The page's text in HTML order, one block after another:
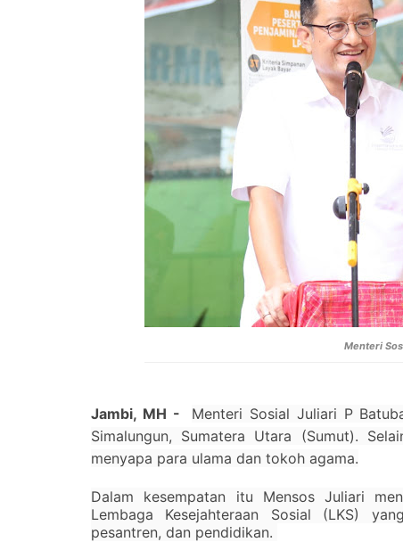
Menteri
Jambi, MH -
Menteri Sosial Juliari P
Simalungun, Sumatera Utara (Sumut).
menyapa para ulama dan tokoh agama.
Dalam kesempatan itu Mensos Juliari
Lembaga Kesejahteraan Sosial (LKS)
pesantren, dan pendidikan.